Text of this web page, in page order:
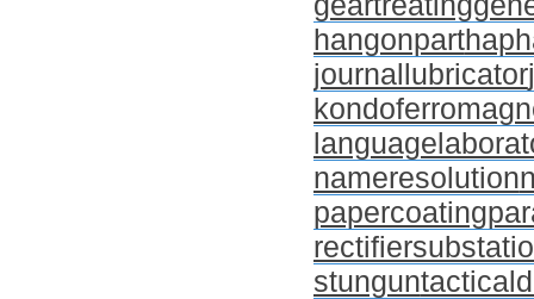
hangonpart
journallubricator
nameresolution
papercoating
stungun